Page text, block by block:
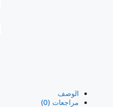
الوصف
مراجعات (0)